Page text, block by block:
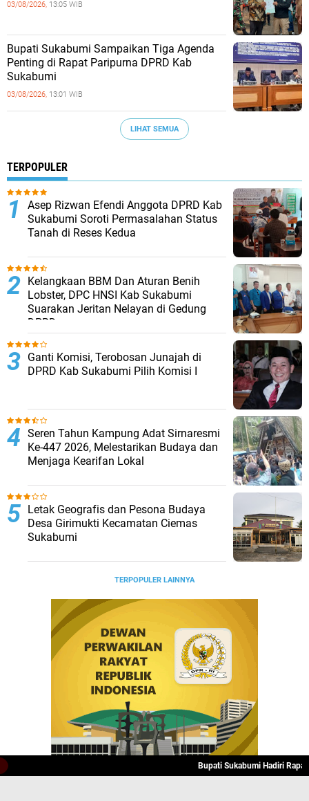
03/08/2026, 13:05 WIB
Bupati Sukabumi Sampaikan Tiga Agenda
Penting di Rapat Paripurna DPRD Kab
Sukabumi
03/08/2026, 13:01 WIB
LIHAT SEMUA
TERPOPULER
Asep Rizwan Efendi Anggota DPRD Kab
Sukabumi Soroti Permasalahan Status
Tanah di Reses Kedua
Kelangkaan BBM Dan Aturan Benih
Lobster, DPC HNSI Kab Sukabumi
Suarakan Jeritan Nelayan di Gedung
DPRD
Ganti Komisi, Terobosan Junajah di
DPRD Kab Sukabumi Pilih Komisi I
Seren Tahun Kampung Adat Sirnaresmi
Ke-447 2026, Melestarikan Budaya dan
Menjaga Kearifan Lokal
Letak Geografis dan Pesona Budaya
Desa Girimukti Kecamatan Ciemas
Sukabumi
TERPOPULER LAINNYA
Bupati Sukabumi Hadiri Rapat